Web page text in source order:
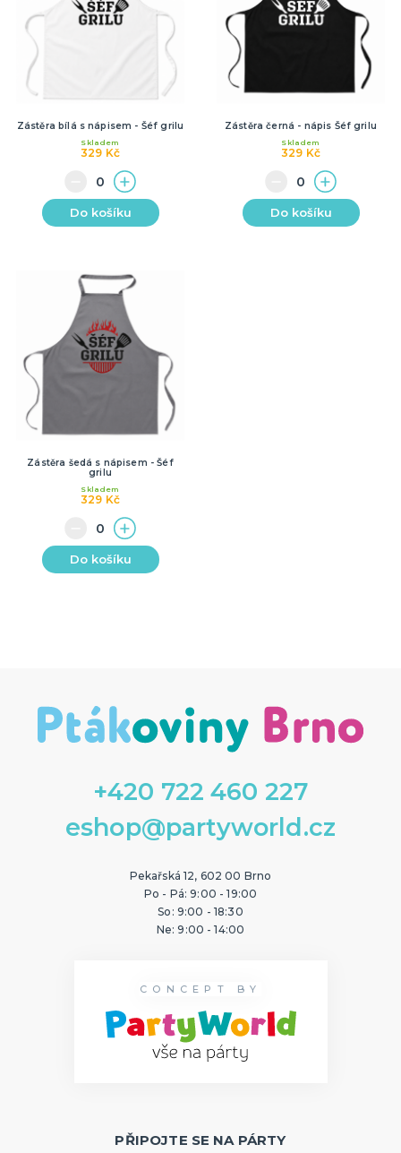
Zástěra bílá s nápisem - Šéf grilu
329 Kč
Skladem
Do košíku
Zástěra černá - nápis Šéf grilu
329 Kč
Skladem
Do košíku
Zástěra šedá s nápisem - Šéf
grilu
329 Kč
Skladem
Do košíku
+420 722 460 227
eshop@partyworld.cz
Pekařská 12, 602 00 Brno
Po - Pá: 9:00 - 19:00
So: 9:00 - 18:30
Ne: 9:00 - 14:00
CONCEPT BY
PŘIPOJTE SE NA PÁRTY